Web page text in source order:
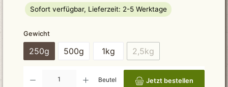
Sofort verfügbar, Lieferzeit: 2-5 Werktage
Gewichtauswählen
250g 500g 1kg 2,5kg(Diese Option ist zurzeit
Produkt Anzahl: Gib den gewünschten Wert ein oder benutze die Schaltflächen um die
Beutel Jetzt bestellen